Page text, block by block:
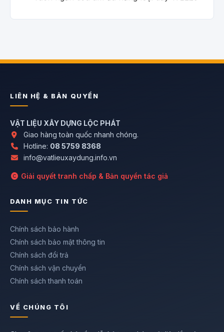
LIÊN HỆ & BẢN QUYỀN
VẬT LIỆU XÂY DỰNG LỘC PHÁT
Giao hàng toàn quốc nhanh chóng.
Hotline: 08 5759 8368
info@vatlieuxaydung.info.vn
Giải quyết tranh chấp & Bản quyền tác giả
DANH MỤC TIN TỨC
Chính sách bảo hành
Chính sách bảo mật thông tin
Chính sách đổi trả
Chính sách vận chuyển
Chính sách thanh toán
VỀ CHÚNG TÔI